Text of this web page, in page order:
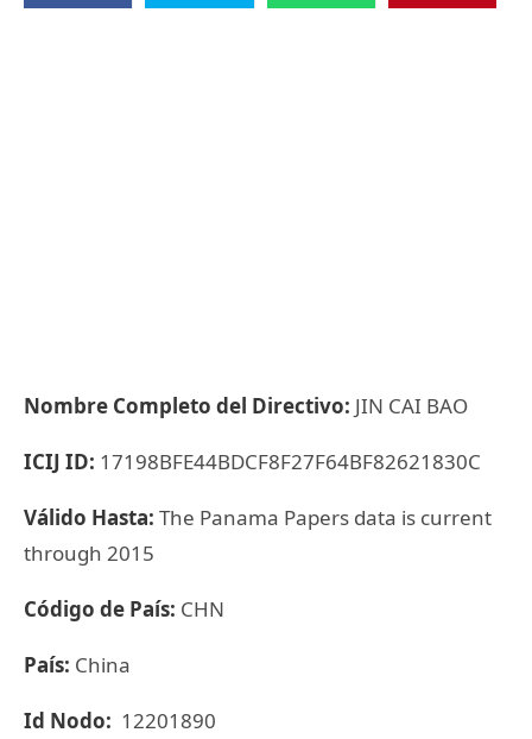
Nombre Completo del Directivo: JIN CAI BAO
ICIJ ID: 17198BFE44BDCF8F27F64BF82621830C
Válido Hasta: The Panama Papers data is current
through 2015
Código de País: CHN
País: China
Id Nodo: 12201890